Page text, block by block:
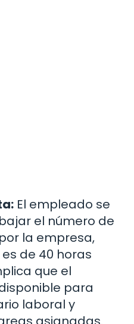
El empleado se
el número de
la empresa,
de 40 horas
que el
para
laboral y